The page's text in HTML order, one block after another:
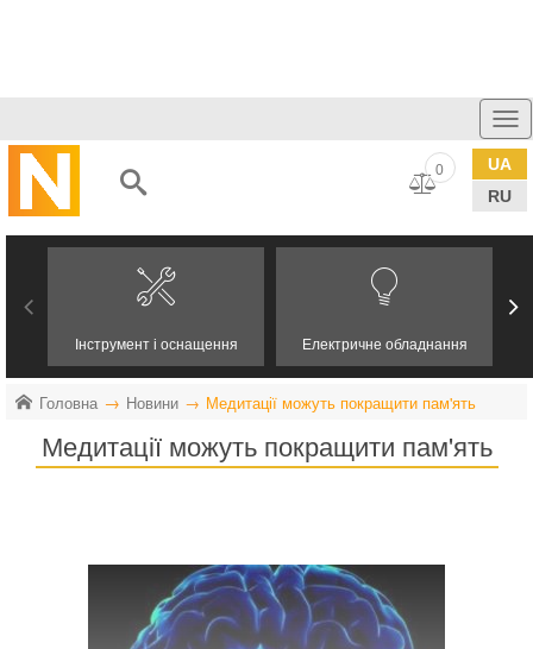
UA
RU
0
Інструмент і оснащення Електричне обладнання
Головна Новини Медитації можуть покращити пам'ять
Медитації можуть покращити пам'ять